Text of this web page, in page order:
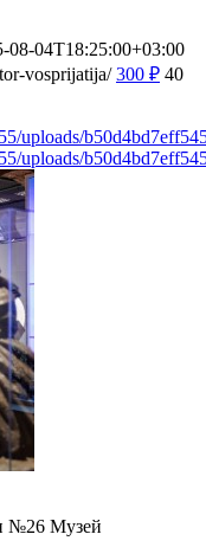
08-04T18:25:00+03:00
vosprijatija/ 300 ₽ 40
uploads/
uploads/
№26 Музей